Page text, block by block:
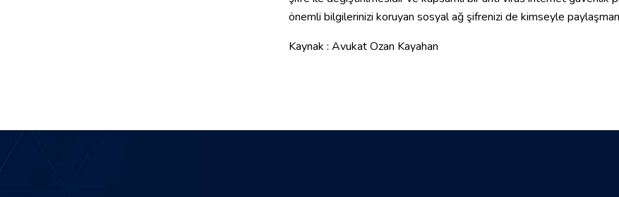
önemli bilgilerinizi koruyan sosyal ağ şifrenizi de kimseyle
Kaynak : Avukat Ozan Kayahan